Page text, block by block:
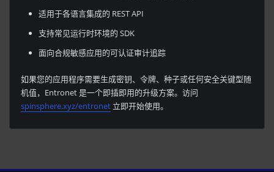
适用于各语言集成的 REST API
支持常见运行时环境的 SDK
面向合规敏感应用的可认证审计追踪
如果您的应用程序需要生成密钥、令牌、种子或任何安全关键型随
机值，Entronet 是一个即插即用的升级方案。访问
spinsphere.xyz/entronet立即开始使用。